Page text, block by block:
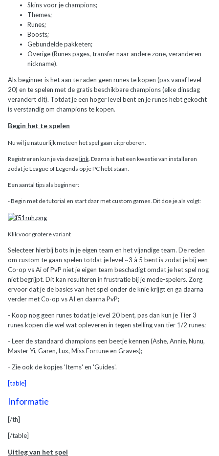
Skins voor je champions;
Themes;
Runes;
Boosts;
Gebundelde pakketen;
Overige (Runes pages, transfer naar andere zone, veranderen
nickname).
Als beginner is het aan te raden geen runes te kopen (pas vanaf level
20) en te spelen met de gratis beschikbare champions (elke dinsdag
verandert dit). Totdat je een hoger level bent en je runes hebt gekocht
is verstandig om champions te kopen.
Begin het te spelen
Nu wil je natuurlijk meteen het spel gaan uitproberen.
Registreren kun je via dezelink . Daarna is het een kwestie van installeren
zodat je League of Legends op je PC hebt staan.
Een aantal tips als beginner:
- Begin met de tutorial en start daar met custom games. Dit doe je als volgt:
Klik voor grotere variant
Selecteer hierbij bots in je eigen team en het vijandige team. De reden
om custom te gaan spelen totdat je level ~3 à 5 bent is zodat je bij een
Co-op vs Ai of PvP niet je eigen team beschadigt omdat je het spel nog
niet begrijpt. Dit kan resulteren in frustratie bij je mede-spelers. Zorg
ervoor dat je de basics van het spel onder de knie krijgt en ga daarna
verder met Co-op vs AI en daarna PvP;
- Koop nog geen runes todat je level 20 bent, pas dan kun je Tier 3
runes kopen die wel wat opleveren in tegen stelling van tier 1/2 runes;
- Leer de standaard champions een beetje kennen (Ashe, Annie, Nunu,
Master Yi, Garen, Lux, Miss Fortune en Graves);
- Zie ook de kopjes 'Items' en 'Guides'.
[table]
Informatie
[/th]
[/table]
Uitleg van het spel